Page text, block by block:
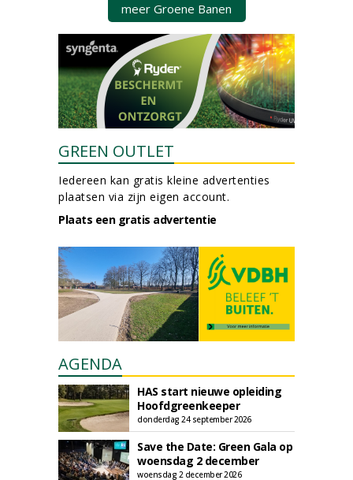
meer Groene Banen
GREEN OUTLET
Iedereen kan gratis kleine advertenties
plaatsen via zijn eigen account.
Plaats een gratis advertentie
AGENDA
HAS start nieuwe opleiding
Hoofdgreenkeeper
donderdag 24 september 2026
Save the Date: Green Gala op
woensdag 2 december
woensdag 2 december 2026